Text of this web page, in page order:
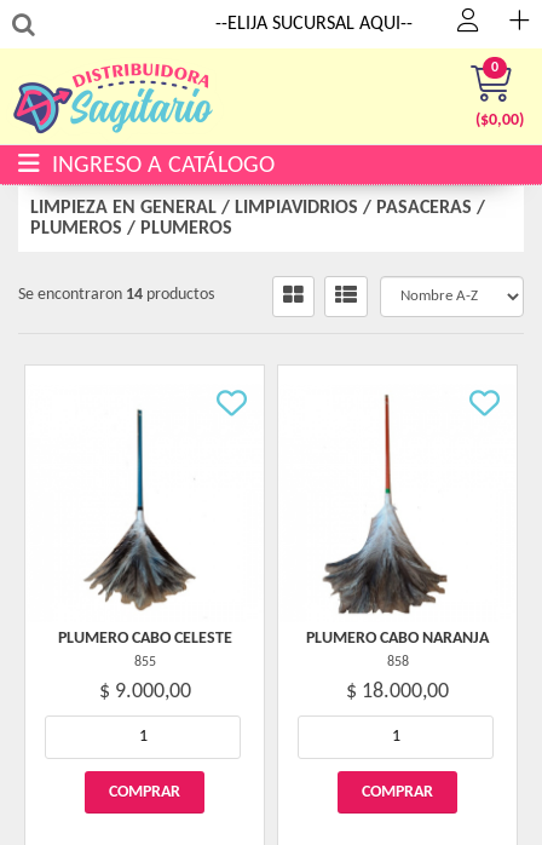
--ELIJA SUCURSAL AQUI--
0
($0,00)
INGRESO A CATÁLOGO
LIMPIEZA EN GENERAL / LIMPIAVIDRIOS / PASACERAS /
PLUMEROS / PLUMEROS
Se encontraron 14 productos
PLUMERO CABO CELESTE
855
$ 9.000,00
PLUMERO CABO NARANJA
858
$ 18.000,00